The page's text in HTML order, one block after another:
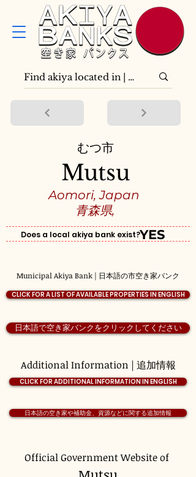
Mutsu
むつ市
Aomori, Japan
青森県,
YES
Does a local akiya bank exist?
CLICK FOR A LIST OF AVAILABLE PROPERTIES IN ENGLISH
Municipal Akiya Bank | 日本語の市空き家バンク
日本語で空き家バンクをクリックしてください
Additional Information | 追加情報
CLICK FOR ADDITIONAL INFORMATION IN ENGLISH
日本語の空き家や補助金、資源などに関する追加情報
Official Government Website of